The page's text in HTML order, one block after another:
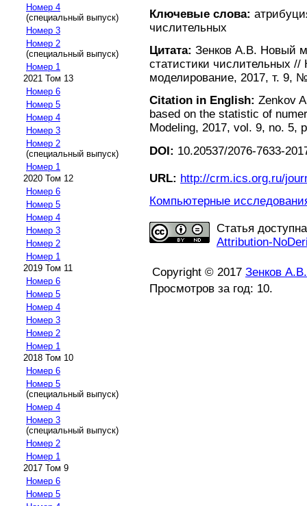
Номер 4
(специальный выпуск)
Номер 3
Номер 2
(специальный выпуск)
Номер 1
2021 Том 13
Номер 6
Номер 5
Номер 4
Номер 3
Номер 2
(специальный выпуск)
Номер 1
2020 Том 12
Номер 6
Номер 5
Номер 4
Номер 3
Номер 2
Номер 1
2019 Том 11
Номер 6
Номер 5
Номер 4
Номер 3
Номер 2
Номер 1
2018 Том 10
Номер 6
Номер 5
(специальный выпуск)
Номер 4
Номер 3
(специальный выпуск)
Номер 2
Номер 1
2017 Том 9
Номер 6
Номер 5
Ключевые слова:
числительных
Цитата: Зенков А.В. Новый
статистики числительных
моделирование, 2017, т. 9,
Citation in English: Zenkov
based on the statistic of
Modeling, 2017, vol. 9, no. 5,
DOI: 10.20537/2076-7633-
URL: http://crm.ics.org.ru/
Компьютерные
Статья
Attribution-
Copyright © 2017 Зенков А.В.
Просмотров за год: 10.